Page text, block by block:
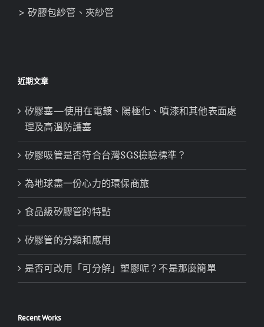
> 矽膠包紗管、夾紗管
近期文章
矽膠塞—使用在電鍍、陽極化、噴漆和其他表面處
理及高溫防護塞
矽膠吸管是否符合台灣SGS檢驗標準？
為地球盡一份心力的環保商旅
食品級矽膠管的特點
矽膠管的分類和應用
是否可改用「可分解」塑膠呢？不是那麼簡單
Recent Works